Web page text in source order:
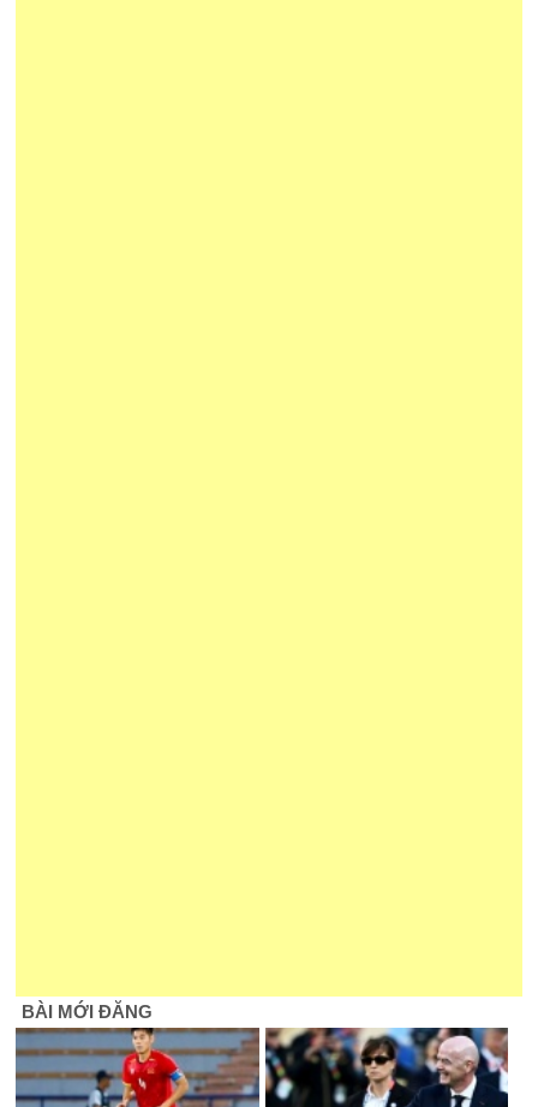
BÀI MỚI ĐĂNG